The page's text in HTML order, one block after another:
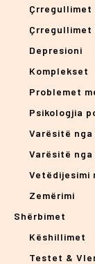
Çrregullimet
Depresioni
Komplekset
Problemet
Psikologjia
Varësitë
Varësitë
Vetëdijesimi
Zemërimi
Shërbimet
Këshillimet
Testet &